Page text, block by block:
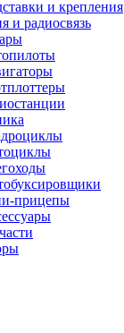
и крепления
и радиосвязь
прицепы